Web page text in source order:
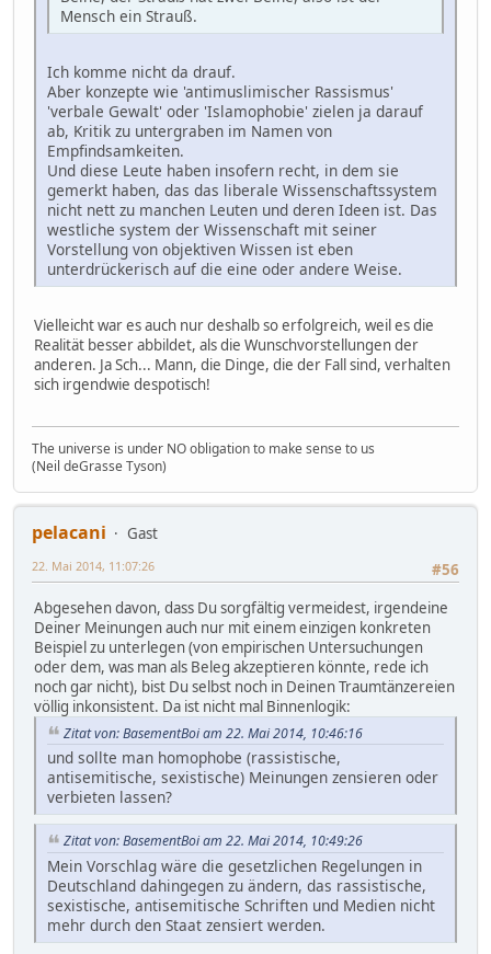
Mensch ein Strauß.
Ich komme nicht da drauf.
Aber konzepte wie 'antimuslimischer Rassismus'
'verbale Gewalt' oder 'Islamophobie' zielen ja darauf
ab, Kritik zu untergraben im Namen von
Empfindsamkeiten.
Und diese Leute haben insofern recht, in dem sie
gemerkt haben, das das liberale Wissenschaftssystem
nicht nett zu manchen Leuten und deren Ideen ist. Das
westliche system der Wissenschaft mit seiner
Vorstellung von objektiven Wissen ist eben
unterdrückerisch auf die eine oder andere Weise.
Vielleicht war es auch nur deshalb so erfolgreich, weil es die
Realität besser abbildet, als die Wunschvorstellungen der
anderen. Ja Sch... Mann, die Dinge, die der Fall sind, verhalten
sich irgendwie despotisch!
The universe is under NO obligation to make sense to us
(Neil deGrasse Tyson)
pelacani
Gast
#56
22. Mai 2014, 11:07:26
Abgesehen davon, dass Du sorgfältig vermeidest, irgendeine
Deiner Meinungen auch nur mit einem einzigen konkreten
Beispiel zu unterlegen (von empirischen Untersuchungen
oder dem, was man als Beleg akzeptieren könnte, rede ich
noch gar nicht), bist Du selbst noch in Deinen Traumtänzereien
völlig inkonsistent. Da ist nicht mal Binnenlogik:
Zitat von: BasementBoi am 22. Mai 2014, 10:46:16
und sollte man homophobe (rassistische,
antisemitische, sexistische) Meinungen zensieren oder
verbieten lassen?
Zitat von: BasementBoi am 22. Mai 2014, 10:49:26
Mein Vorschlag wäre die gesetzlichen Regelungen in
Deutschland dahingegen zu ändern, das rassistische,
sexistische, antisemitische Schriften und Medien nicht
mehr durch den Staat zensiert werden.